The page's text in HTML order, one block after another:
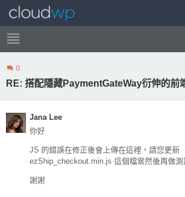
帳號 登出
0
RE: 搭配隱藏PaymentGateWay衍伸的前
Jana Lee
你好
JS 的錯誤在修正後會上傳在這裡，請您更新
ezShip_checkout.min.js 這個檔案然後再做測
謝謝